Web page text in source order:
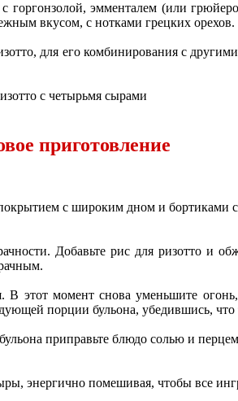
горгонзолой, эмменталем (или
вкусом, с нотками грецких орехов.
для его комбинирования с
приготовление
с широким дном и бортиками
Добавьте рис для ризотто и
этот момент снова уменьшите
порции бульона, убедившись,
приправьте блюдо солью и
энергично помешивая, чтобы все